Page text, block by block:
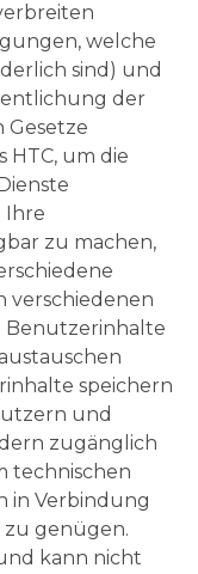
welche
sind) und
der
HTC, um die
Ihre
zu machen,
verschiedenen
Benutzerinhalte
speichern
und
zugänglich
technischen
in Verbindung
zu genügen.
kann nicht